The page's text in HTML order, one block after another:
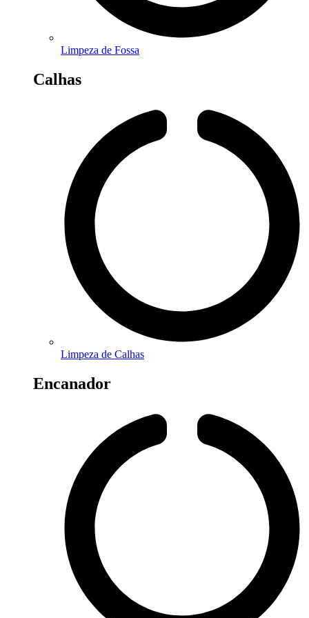
Limpeza de Fossa
Calhas
Limpeza de Calhas
Encanador